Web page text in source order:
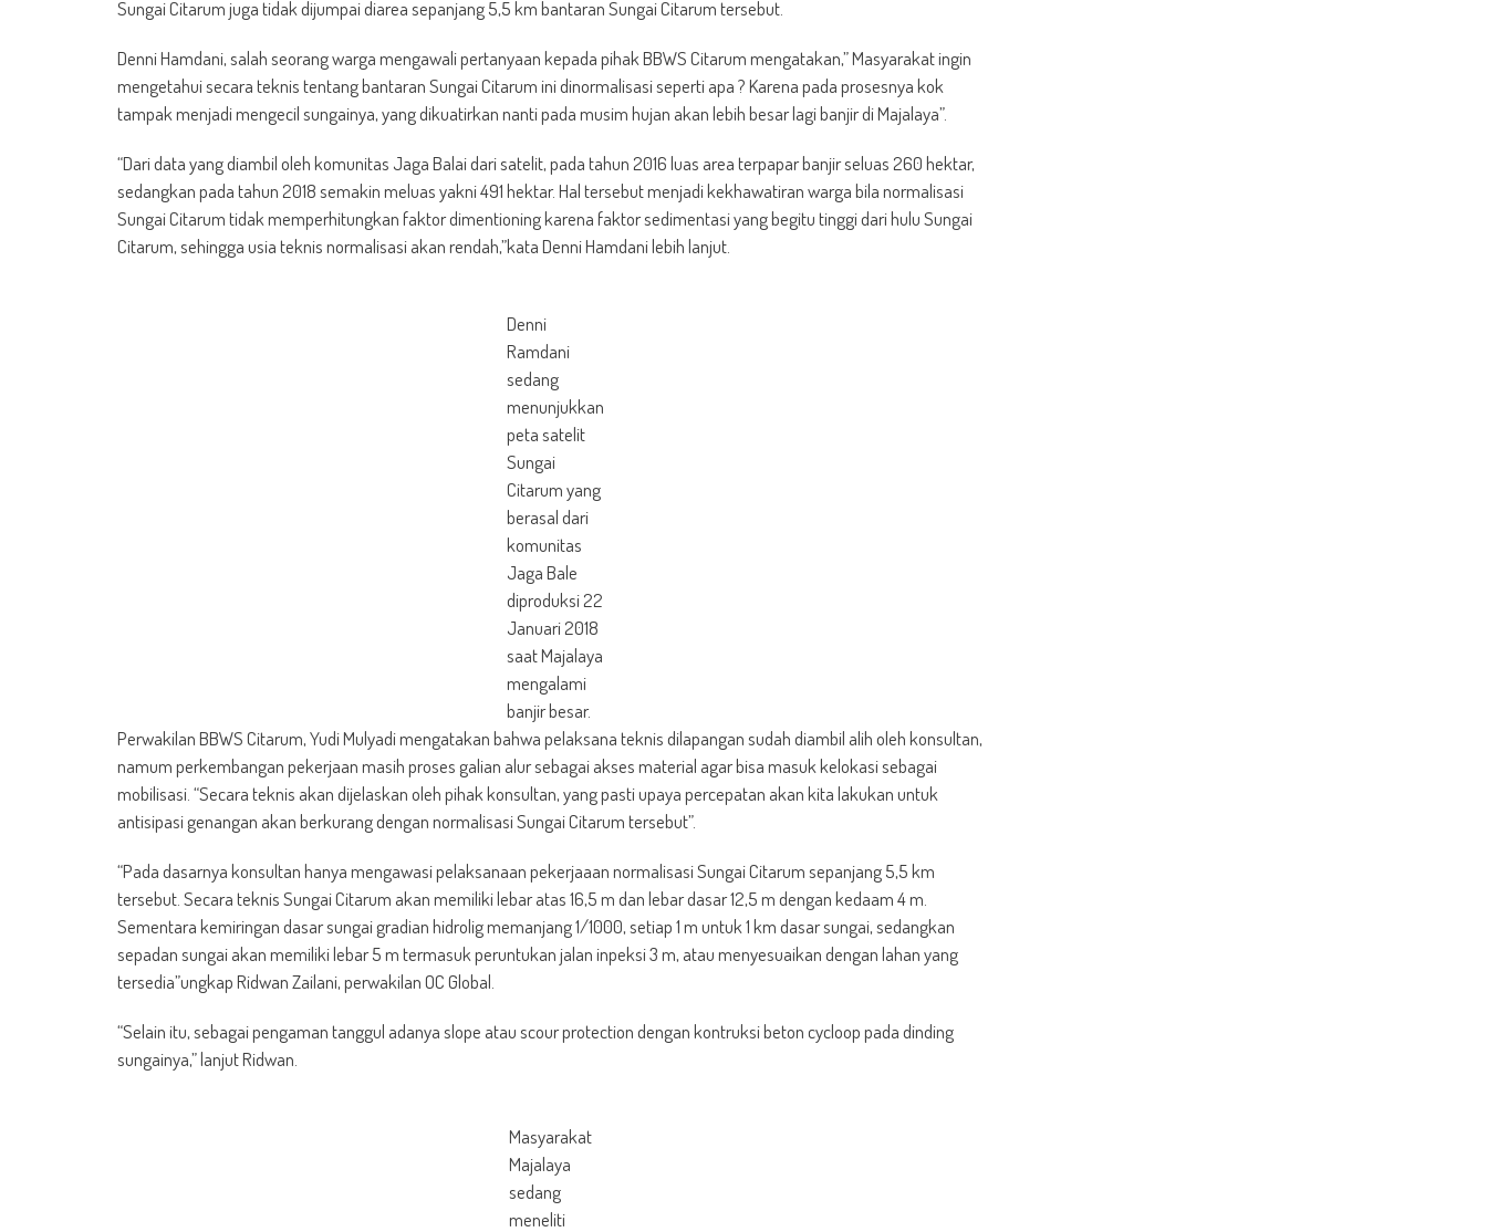
Sungai Citarum juga tidak dijumpai diarea sepanjang 5,5 km bantaran Sungai Citarum tersebut.
Denni Hamdani, salah seorang warga mengawali pertanyaan kepada pihak BBWS Citarum mengatakan,” Masyarakat ingin
mengetahui secara teknis tentang bantaran Sungai Citarum ini dinormalisasi seperti apa ? Karena pada prosesnya kok
tampak menjadi mengecil sungainya, yang dikuatirkan nanti pada musim hujan akan lebih besar lagi banjir di Majalaya”.
“Dari data yang diambil oleh komunitas Jaga Balai dari satelit, pada tahun 2016 luas area terpapar banjir seluas 260 hektar,
sedangkan pada tahun 2018 semakin meluas yakni 491 hektar. Hal tersebut menjadi kekhawatiran warga bila normalisasi
Sungai Citarum tidak memperhitungkan faktor dimentioning karena faktor sedimentasi yang begitu tinggi dari hulu Sungai
Citarum, sehingga usia teknis normalisasi akan rendah,”kata Denni Hamdani lebih lanjut.
Denni
Ramdani
sedang
menunjukkan
peta satelit
Sungai
Citarum yang
berasal dari
komunitas
Jaga Bale
diproduksi 22
Januari 2018
saat Majalaya
mengalami
banjir besar.
Perwakilan BBWS Citarum, Yudi Mulyadi mengatakan bahwa pelaksana teknis dilapangan sudah diambil alih oleh konsultan,
namum perkembangan pekerjaan masih proses galian alur sebagai akses material agar bisa masuk kelokasi sebagai
mobilisasi. “Secara teknis akan dijelaskan oleh pihak konsultan, yang pasti upaya percepatan akan kita lakukan untuk
antisipasi genangan akan berkurang dengan normalisasi Sungai Citarum tersebut”.
“Pada dasarnya konsultan hanya mengawasi pelaksanaan pekerjaaan normalisasi Sungai Citarum sepanjang 5,5 km
tersebut. Secara teknis Sungai Citarum akan memiliki lebar atas 16,5 m dan lebar dasar 12,5 m dengan kedaam 4 m.
Sementara kemiringan dasar sungai gradian hidrolig memanjang 1/1000, setiap 1 m untuk 1 km dasar sungai, sedangkan
sepadan sungai akan memiliki lebar 5 m termasuk peruntukan jalan inpeksi 3 m, atau menyesuaikan dengan lahan yang
tersedia”ungkap Ridwan Zailani, perwakilan OC Global.
“Selain itu, sebagai pengaman tanggul adanya slope atau scour protection dengan kontruksi beton cycloop pada dinding
sungainya,” lanjut Ridwan.
Masyarakat
Majalaya
sedang
meneliti